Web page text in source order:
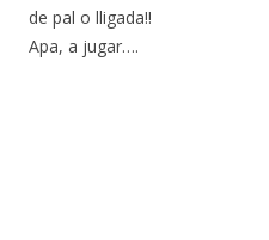
de pal o lligada!!
Apa, a jugar….